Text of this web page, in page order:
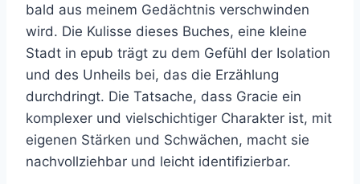
bald aus meinem Gedächtnis verschwinden
wird. Die Kulisse dieses Buches, eine kleine
Stadt in epub trägt zu dem Gefühl der Isolation
und des Unheils bei, das die Erzählung
durchdringt. Die Tatsache, dass Gracie ein
komplexer und vielschichtiger Charakter ist, mit
eigenen Stärken und Schwächen, macht sie
nachvollziehbar und leicht identifizierbar.